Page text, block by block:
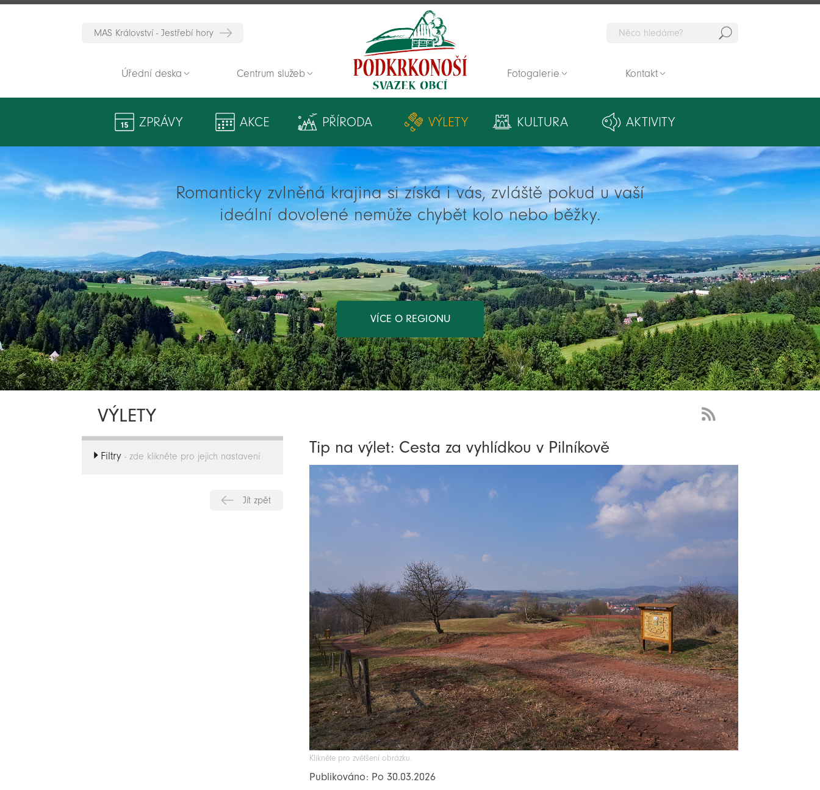
Zpět na titulní stranu
MAS Království - Jestřebí hory
Úřední deska Centrum služeb Fotogalerie Kontakt
ZPRÁVY AKCE PŘÍRODA VÝLETY KULTURA AKTIVITY
Romanticky zvlněná krajina si získá i vás, zvláště pokud u vaší
ideální dovolené nemůže chybět kolo nebo běžky.
VÍCE O REGIONU
VÝLETY
novinky
Filtry - zde klikněte pro jejich nastavení
Jít zpět
Tip na výlet: Cesta za vyhlídkou v Pilníkově
Klikněte pro zvětšení obrázku.
Publikováno: Po 30.03.2026